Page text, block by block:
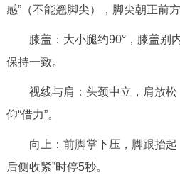
感”（不能翘脚尖），脚尖朝正前方
膝盖：大小腿约90°，膝盖别
保持一致。
视线与肩：头颈中立，肩放
仰“借力”。
向上：前脚掌下压，脚跟抬
后侧收紧”时停5秒。